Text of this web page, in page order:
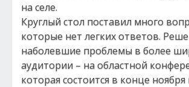
на селе.
Круглый стол поставил много
которые нет легких ответов.
наболевшие проблемы в более
аудитории – на областной
которая состоится в конце ноября